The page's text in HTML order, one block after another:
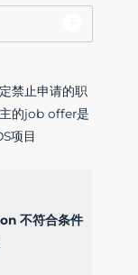
禁止申请的职
的job offer是
项目
不符合条件